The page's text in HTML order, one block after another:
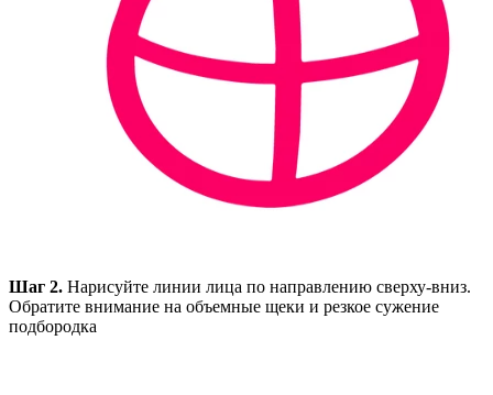
Шаг 2. Нарисуйте линии лица по направлению сверху-вниз.
Обратите внимание на объемные щеки и резкое сужение
подбородка